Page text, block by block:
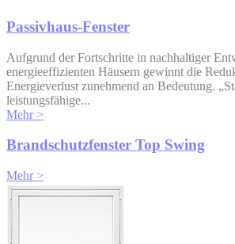
Passivhaus-Fenster
Aufgrund der Fortschritte in nachhaltiger
energieeffizienten Häusern gewinnt die
Energieverlust zunehmend an Bedeutung.
leistungsfähige...
Mehr >
Brandschutzfenster Top Swing
Mehr >